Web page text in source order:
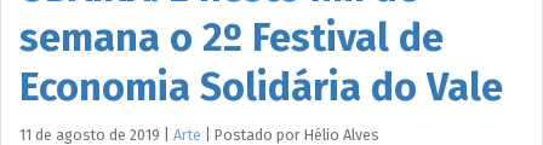
semana o 2º Festival de
Economia Solidária do Vale
11 de agosto de 2019 Arte Postado por Hélio Alves